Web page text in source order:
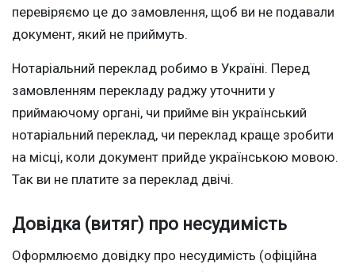
перевіряємо це до замовлення, щоб ви не подавали
документ, який не приймуть.
Нотаріальний переклад робимо в Україні. Перед
замовленням перекладу раджу уточнити у
приймаючому органі, чи прийме він український
нотаріальний переклад, чи переклад краще зробити
на місці, коли документ прийде українською мовою.
Так ви не платите за переклад двічі.
Довідка (витяг) про несудимість
Оформлюємо довідку про несудимість (офіційна